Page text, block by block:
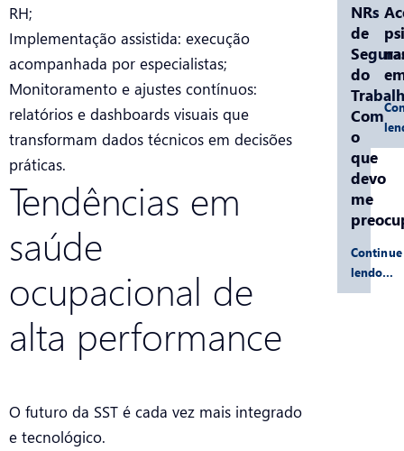
RH;
Implementação assistida: execução
acompanhada por especialistas;
Monitoramento e ajustes contínuos:
relatórios e dashboards visuais que
transformam dados técnicos em decisões
práticas.
Tendências em
saúde
ocupacional de
alta performance
O futuro da SST é cada vez mais integrado
e tecnológico.
NRs
de
do
Com
o
que
devo
me
Continue
lendo…